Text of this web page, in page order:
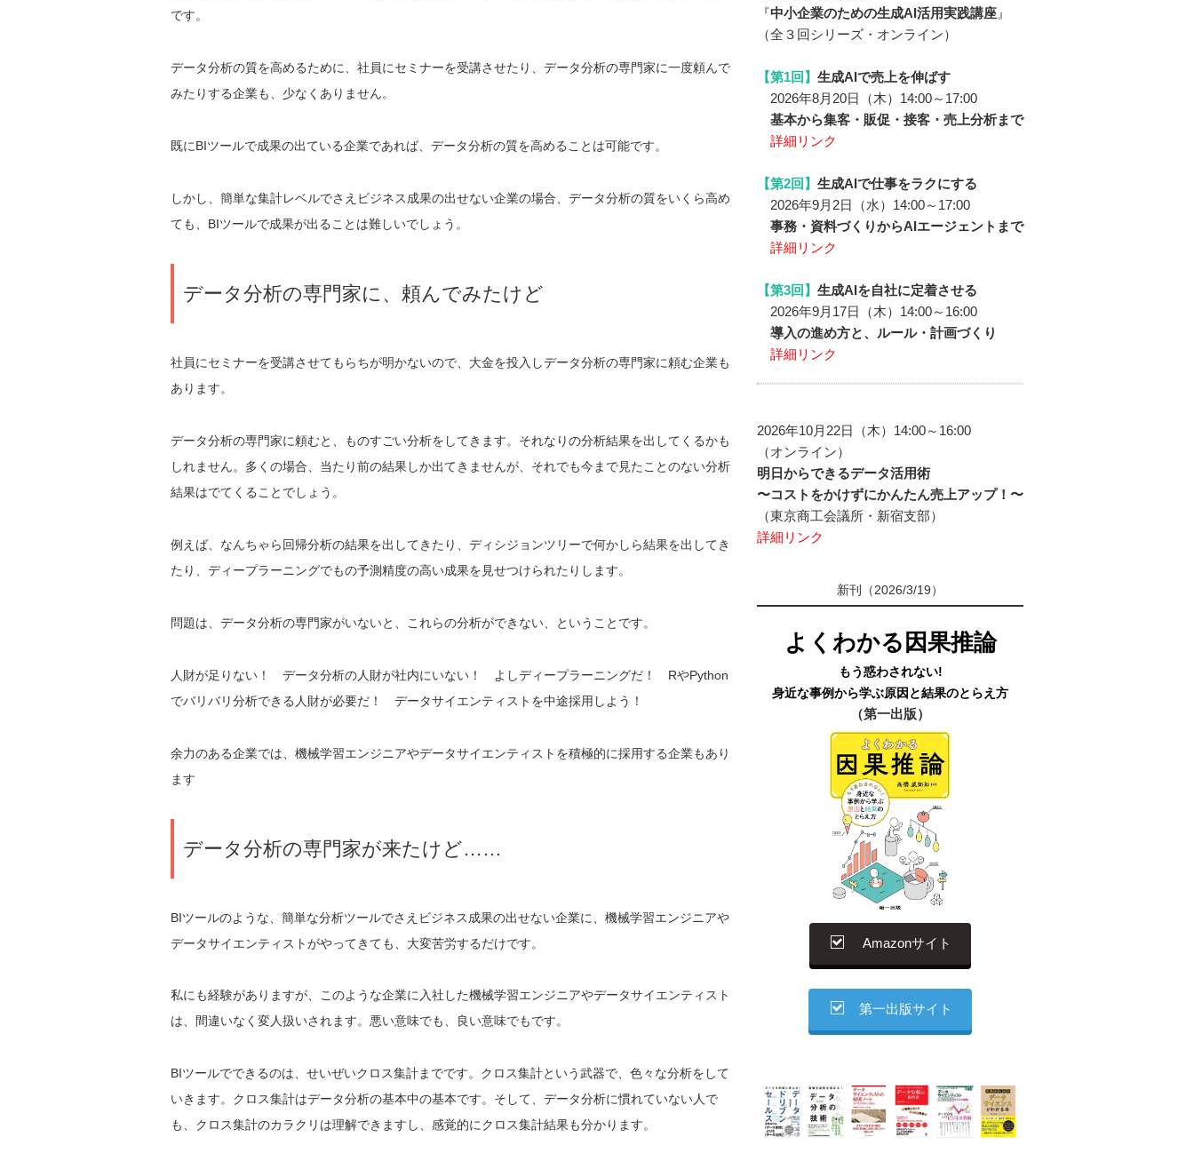
です。
データ分析の質を高めるために、社員にセミナーを受講させたり、データ分析の専門家に一度頼んで
みたりする企業も、少なくありません。
既にBIツールで成果の出ている企業であれば、データ分析の質を高めることは可能です。
しかし、簡単な集計レベルでさえビジネス成果の出せない企業の場合、データ分析の質をいくら高め
ても、BIツールで成果が出ることは難しいでしょう。
データ分析の専門家に、頼んでみたけど
社員にセミナーを受講させてもらちが明かないので、大金を投入しデータ分析の専門家に頼む企業も
あります。
データ分析の専門家に頼むと、ものすごい分析をしてきます。それなりの分析結果を出してくるかも
しれません。多くの場合、当たり前の結果しか出てきませんが、それでも今まで見たことのない分析
結果はでてくることでしょう。
例えば、なんちゃら回帰分析の結果を出してきたり、ディシジョンツリーで何かしら結果を出してき
たり、ディープラーニングでもの予測精度の高い成果を見せつけられたりします。
問題は、データ分析の専門家がいないと、これらの分析ができない、ということです。
人財が足りない！ データ分析の人財が社内にいない！ よしディープラーニングだ！ RやPython
でバリバリ分析できる人財が必要だ！ データサイエンティストを中途採用しよう！
余力のある企業では、機械学習エンジニアやデータサイエンティストを積極的に採用する企業もあり
ます
データ分析の専門家が来たけど……
BIツールのような、簡単な分析ツールでさえビジネス成果の出せない企業に、機械学習エンジニアや
データサイエンティストがやってきても、大変苦労するだけです。
私にも経験がありますが、このような企業に入社した機械学習エンジニアやデータサイエンティスト
は、間違いなく変人扱いされます。悪い意味でも、良い意味でもです。
BIツールでできるのは、せいぜいクロス集計までです。クロス集計という武器で、色々な分析をして
いきます。クロス集計はデータ分析の基本中の基本です。そして、データ分析に慣れていない人で
も、クロス集計のカラクリは理解できますし、感覚的にクロス集計結果も分かります。
『中小企業のための生成AI活用実践講座 』
（全３回シリーズ・オンライン）
【第1回】 生成AIで売上を伸ばす
2026年8月20日（木）14:00～17:00
基本から集客・販促・接客・売上分析まで
詳細リンク
【第2回】 生成AIで仕事をラクにする
2026年9月2日（水）14:00～17:00
事務・資料づくりからAIエージェントまで
詳細リンク
【第3回】 生成AIを自社に定着させる
2026年9月17日（木）14:00～16:00
導入の進め方と、ルール・計画づくり
詳細リンク
2026年10月22日（木）14:00～16:00
（オンライン）
明日からできるデータ活用術
〜コストをかけずにかんたん売上アップ！〜
（東京商工会議所・新宿支部）
詳細リンク
新刊（2026/3/19）
よくわかる因果推論
もう惑わされない!
身近な事例から学ぶ原因と結果のとらえ方
（第一出版）
Amazonサイト
第一出版サイト